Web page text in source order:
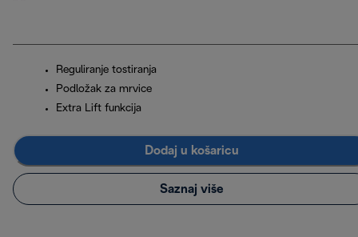
Reguliranje tostiranja
Podložak za mrvice
Extra Lift funkcija
Dodaj u košaricu
Saznaj više